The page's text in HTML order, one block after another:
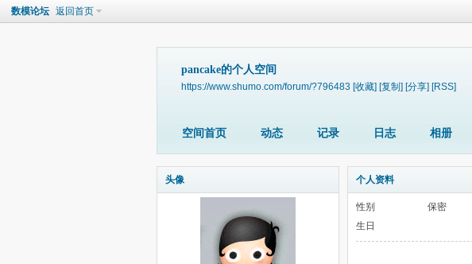
数模论坛 返回首页
pancake的个人空间
https://www.shumo.com/forum/?796483 [收藏] [复制] [分享] [RSS]
空间首页 动态 记录 日志 相册
头像 个人资料
性别
保密
生日